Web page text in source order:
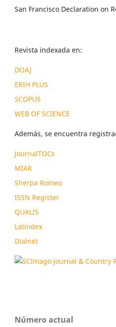
San Francisco Declaration on
Revista indexada en:
DOAJ
ERIH PLUS
SCOPUS
WEB OF SCIENCE
Además, se encuentra
JournalTOCs
MIAR
Sherpa Romeo
ISSN Register
QUALIS
Latindex
Dialnet
Número actual